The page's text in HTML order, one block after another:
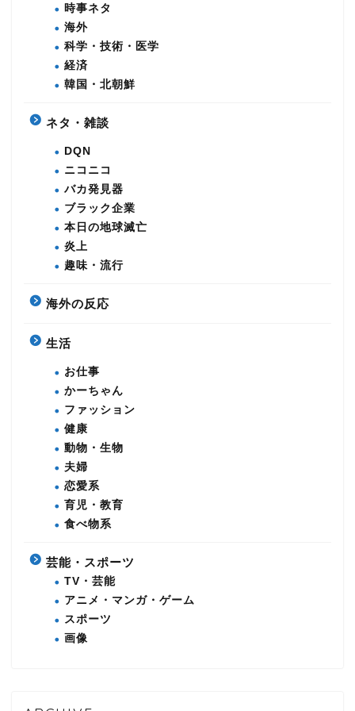
時事ネタ
海外
科学・技術・医学
経済
韓国・北朝鮮
ネタ・雑談
DQN
ニコニコ
バカ発見器
ブラック企業
本日の地球滅亡
炎上
趣味・流行
海外の反応
生活
お仕事
かーちゃん
ファッション
健康
動物・生物
夫婦
恋愛系
育児・教育
食べ物系
芸能・スポーツ
TV・芸能
アニメ・マンガ・ゲーム
スポーツ
画像